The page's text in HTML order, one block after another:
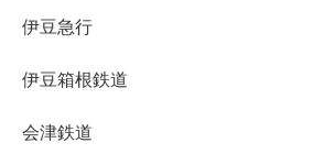
伊豆急行
伊豆箱根鉄道
会津鉄道